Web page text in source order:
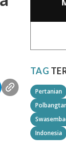
TAG
Pertanian
Indonesia